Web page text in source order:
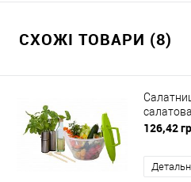
СХОЖІ ТОВАРИ (8)
салатова
126,42